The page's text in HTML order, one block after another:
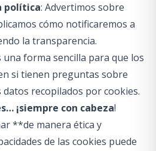
política: Advertimos sobre
cómo notificaremos a
la transparencia.
forma sencilla para que los
si tienen preguntas sobre
recopilados por cookies.
¡siempre con cabeza!
**de manera ética y
de las cookies puede